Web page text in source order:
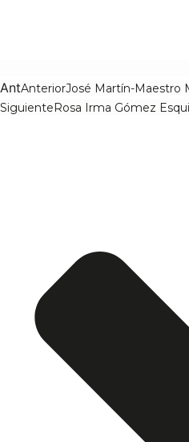
AntAnteriorJosé Martín-Maestro
SiguienteRosa Irma Gómez